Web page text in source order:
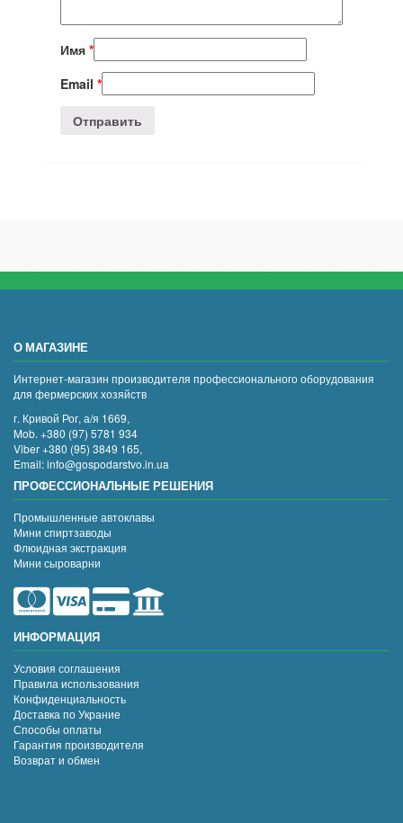
Имя*
Email*
О МАГАЗИНЕ
Интернет-магазин производителя профессионального оборудования
для фермерских хозяйств
г. Кривой Рог, а/я 1669,
Mob. +380 (97) 5781 934
Viber +380 (95) 3849 165,
Email: info@gospodarstvo.in.ua
ПРОФЕССИОНАЛЬНЫЕ РЕШЕНИЯ
Промышленные автоклавы
Мини спиртзаводы
Флюидная экстракция
Мини сыроварни
ИНФОРМАЦИЯ
Условия соглашения
Правила использования
Конфиденциальность
Доставка по Украние
Способы оплаты
Гарантия производителя
Возврат и обмен